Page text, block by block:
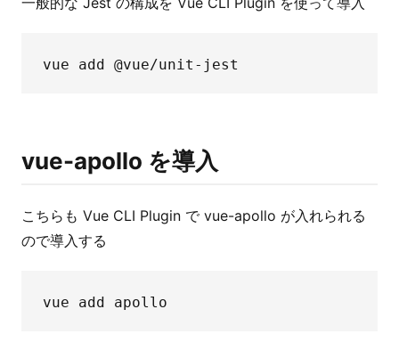
vue-apollo を導入
こちらも Vue CLI Plugin で vue-apollo が入れられる
ので導入する